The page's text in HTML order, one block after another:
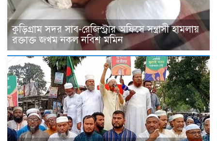
কুড়িগ্রাম সদর সাব-রেজিস্ট্রার অফিসে সন্ত্রাসী হামলায়
রক্তাক্ত জখম নকল নবিশ মমিন